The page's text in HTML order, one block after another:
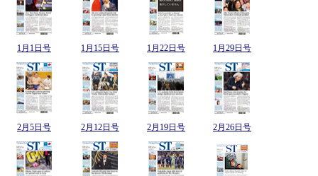
1月1日号 1月15日号 1月22日号 1月29日号
2月5日号 2月12日号 2月19日号 2月26日号